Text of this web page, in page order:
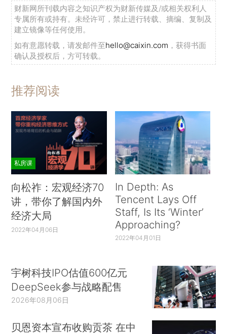
财新网所刊载内容之知识产权为财新传媒及/或相关权利人
专属所有或持有。未经许可，禁止进行转载、摘编、复制及
建立镜像等任何使用。
如有意愿转载，请发邮件至hello@caixin.com ，获得书面
确认及授权后，方可转载。
推荐阅读
私房课
向松祚：宏观经济70
讲，带你了解国内外
经济大局
2022年04月06日
In Depth: As
Tencent Lays Off
Staff, Is Its ‘Winter’
Approaching?
2022年04月01日
宇树科技IPO估值600亿元
DeepSeek参与战略配售
2026年08月06日
贝恩资本宣布收购贡茶 在中